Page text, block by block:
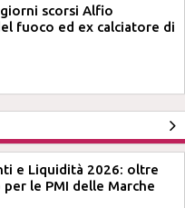
scorsi Alfio
fuoco ed ex calciatore di
e Liquidità 2026: oltre
le PMI delle Marche